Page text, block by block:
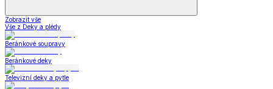
Zobrazit vše
Vše z Deky a plédy
Beránkové soupravy
Beránkové deky
Televizní deky a pytle